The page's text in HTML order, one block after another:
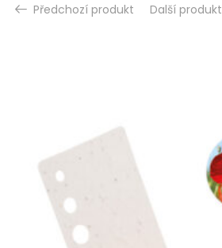
Předchozí produkt
Další produkt